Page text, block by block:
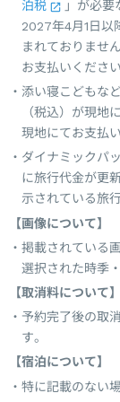
泊税
」が必要
2027年4月1日以
まれておりませ
お支払いください
添い寝こどもな
（税込）が現地
現地にてお支払
ダイナミックパ
に旅行代金が更
示されている旅
【画像について】
掲載されている
選択された時季
【取消料について】
予約完了後の取
す。
【宿泊について】
特に記載のない